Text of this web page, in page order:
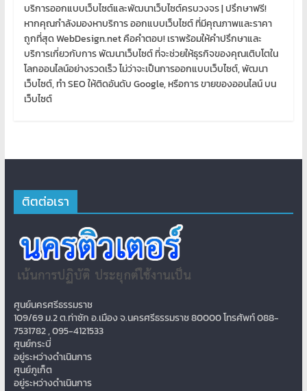
บริการออกแบบเว็บไซต์และพัฒนาเว็บไซต์ครบวงจร | ปรึกษาฟรี!
หากคุณกำลังมองหาบริการ ออกแบบเว็บไซต์ ที่มีคุณภาพและราคา
ถูกที่สุด WebDesign.net คือคำตอบ! เราพร้อมให้คำปรึกษาและ
บริการเกี่ยวกับการ พัฒนาเว็บไซต์ ที่จะช่วยให้ธุรกิจของคุณเติบโตใน
โลกออนไลน์อย่างรวดเร็ว ไม่ว่าจะเป็นการออกแบบเว็บไซต์, พัฒนา
เว็บไซต์, ทำ SEO ให้ติดอันดับ Google, หรือการ ขายของออนไลน์ บน
เว็บไซต์
ติตต่อเรา
ศูนย์นครศรีธรรมราช
109/69 ม.2 ต.ท่าซัก อ.เมือง จ.นครศรีธรรมราช 80000 โทรศัพท์ 088-
7531782 , 095-4121533
ศูนย์กระบี่
อยู่ระหว่างดำเนินการ
ศูนย์ภูเก็ต
อยู่ระหว่างดำเนินการ